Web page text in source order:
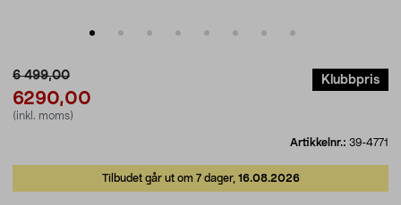
6 499,00
6290,00
(inkl. moms)
Klubbpris
Artikkelnr.: 39-4771
Tilbudet går ut om 7 dager, 16.08.2026